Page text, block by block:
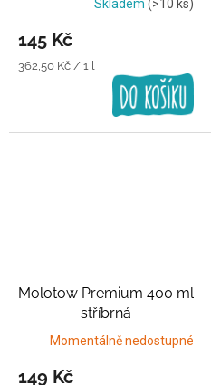
Skladem (>10 ks)
145 Kč
Měrná
362,50 Kč / 1 l
Molotow Premium 400 ml
stříbrná
Momentálně nedostupné
149 Kč